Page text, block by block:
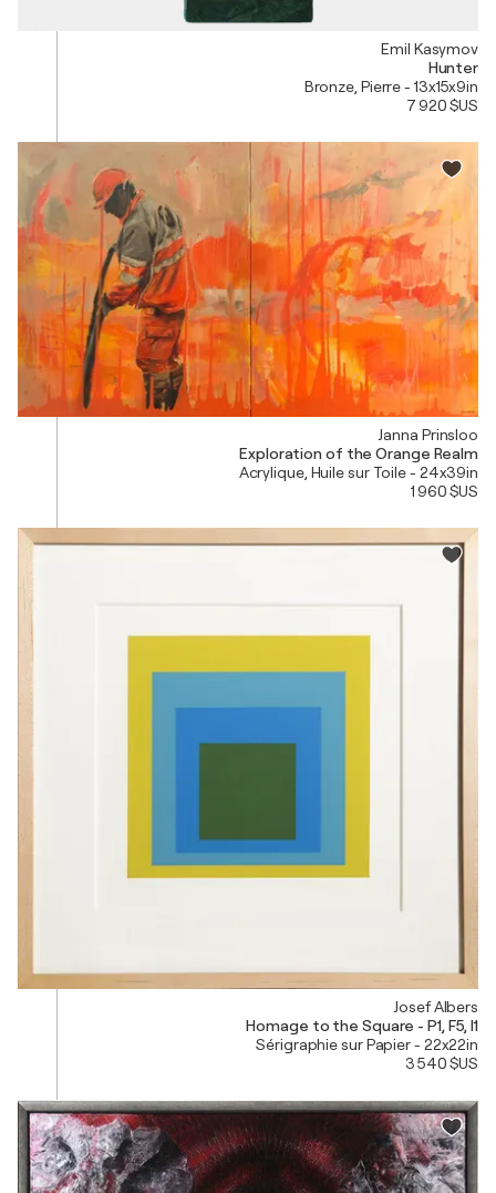
Emil Kasymov
Hunter
Bronze, Pierre - 13x15x9in
7 920 $US
Janna Prinsloo
Exploration of the Orange Realm
Acrylique, Huile sur Toile - 24x39in
1 960 $US
Josef Albers
Homage to the Square - P1, F5, I1
Sérigraphie sur Papier - 22x22in
3 540 $US